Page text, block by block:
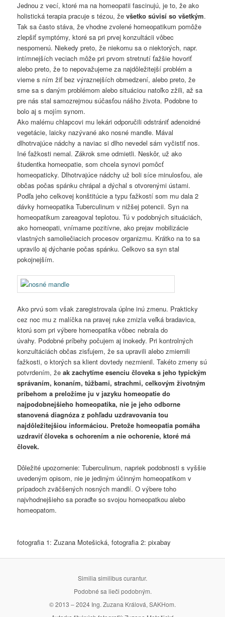
Jednou z vecí, ktoré ma na homeopatii fascinujú, je to, že ako
holistická terapia pracuje s tézou, ževšetko súvisí so všetkým.
Tak sa často stáva, že vhodne zvolené homeopatikum pomôže
zlepšiť symptómy, ktoré sa pri prvej konzultácii vôbec
nespomenú. Niekedy preto, že niekomu sa o niektorých, napr.
intímnejších veciach môže pri prvom stretnutí ťažšie hovoriť
alebo preto, že to nepovažujeme za najdôležitejší problém a
vieme s ním žiť bez výraznejších obmedzení, alebo preto, že
sme sa s daným problémom alebo situáciou natoľko zžili, až sa
pre nás stal samozrejmou súčasťou nášho života. Podobne to
bolo aj s mojím synom.
Ako malému chlapcovi mu lekári odporučili odstrániť adenoidné
vegetácie, laicky nazývané ako nosné mandle. Mával
dlhotrvajúce nádchy a naviac si dlho nevedel sám vyčistiť nos.
Iné ťažkosti nemal. Zákrok sme odmietli. Neskôr, už ako
študentka homeopatie, som chcela synovi pomôcť
homeopaticky. Dlhotrvajúce nádchy už boli síce minulosťou, ale
občas počas spánku chrápal a dýchal s otvorenými ústami.
Podľa jeho celkovej konštitúcie a typu ťažkostí som mu dala 2
dávky homeopatika Tuberculinum v nižšej potencii. Syn na
homeopatikum zareagoval teplotou. Tú v podobných situáciách,
ako homeopati, vnímame pozitívne, ako prejav mobilizácie
vlastných samoliečiacich procesov organizmu. Krátko na to sa
upravilo aj dýchanie počas spánku. Celkovo sa syn stal
pokojnejším.
Ako prvú som však zaregistrovala úplne inú zmenu. Prakticky
cez noc mu z malíčka na pravej ruke zmizla veľká bradavica,
ktorú som pri výbere homeopatika vôbec nebrala do
úvahy. Podobné príbehy počujem aj inokedy. Pri kontrolných
konzultáciách občas zisťujem, že sa upravili alebo zmiernili
ťažkosti, o ktorých sa klient dovtedy nezmienil. Takéto zmeny sú
potvrdením, žeak zachytíme esenciu človeka s jeho typickým
správaním, konaním, túžbami, strachmi, celkovým životným
príbehom a preložíme ju v jazyku homeopatie do
najpodobnejšieho homeopatika, nie je jeho odborne
stanovená diagnóza z pohľadu uzdravovania tou
najdôležitejšiou informáciou. Pretože homeopatia pomáha
uzdraviť človeka s ochorením a nie ochorenie, ktoré má
človek.
Dôležité upozornenie: Tuberculinum, napriek podobnosti s vyššie
uvedeným opisom, nie je jediným účinným homeopatikom v
prípadoch zväčšených nosných mandlí. O výbere toho
najvhodnejšieho sa poraďte so svojou homeopatkou alebo
homeopatom.
fotografia 1: Zuzana Motešická, fotografia 2: pixabay
Similia similibus curantur.
Podobné sa lieči podobným.
© 2013 – 2024 Ing. Zuzana Králová, SAKHom.